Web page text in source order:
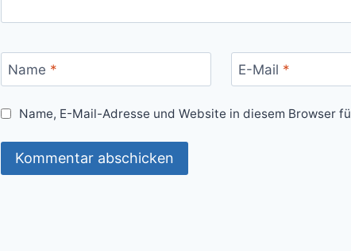
Name * E-Mail *
Name, E-Mail-Adresse und Website in diesem Browser